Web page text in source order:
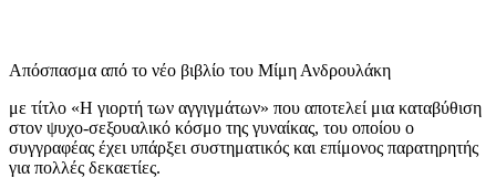
Απόσπασμα από το νέο βιβλίο του Μίμη Ανδρουλάκη
με τίτλο «Η γιορτή των αγγιγμάτων» που αποτελεί μια καταβύθιση
στον ψυχο-σεξουαλικό κόσμο της γυναίκας, του οποίου ο
συγγραφέας έχει υπάρξει συστηματικός και επίμονος παρατηρητής
για πολλές δεκαετίες.